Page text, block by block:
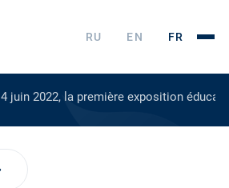
RU EN FR
4 juin 2022, la première exposition